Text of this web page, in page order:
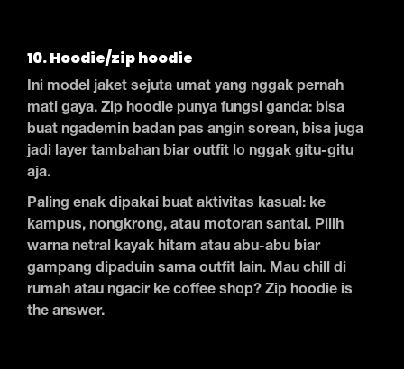
10. Hoodie/zip hoodie
Ini model jaket sejuta umat yang nggak pernah
mati gaya. Zip hoodie punya fungsi ganda: bisa
buat ngademin badan pas angin sorean, bisa juga
jadi layer tambahan biar outfit lo nggak gitu-gitu
aja.
Paling enak dipakai buat aktivitas kasual: ke
kampus, nongkrong, atau motoran santai. Pilih
warna netral kayak hitam atau abu-abu biar
gampang dipaduin sama outfit lain. Mau chill di
rumah atau ngacir ke coffee shop? Zip hoodie is
the answer.